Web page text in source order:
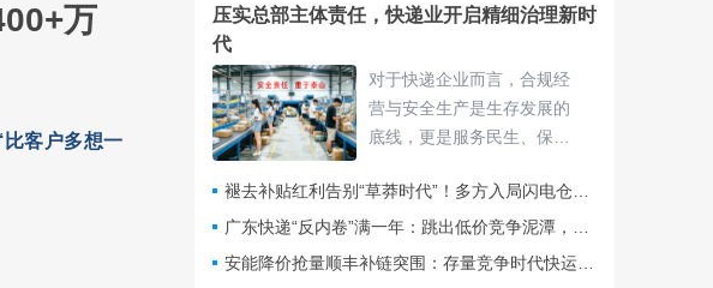
万
客户多想一
压实总部主体责任，快递业开启精细治理新时
代
对于快递企业而言，合规经
营与安全生产是生存发展的
底线，更是服务民生、保障
的违规处罚与安全隐患，不
仅扰乱行业秩序，更直接威
胁群众寄递安全与公共安